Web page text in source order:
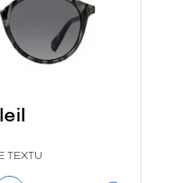
TEXTU